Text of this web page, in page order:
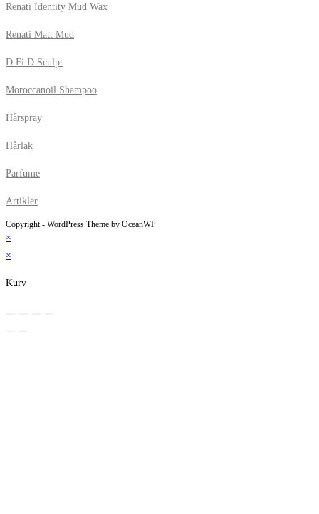
Renati Identity Mud Wax
Renati Matt Mud
D:Fi D:Sculpt
Moroccanoil Shampoo
Hårspray
Hårlak
Parfume
Artikler
Copyright - WordPress Theme by OceanWP
×
×
Kurv